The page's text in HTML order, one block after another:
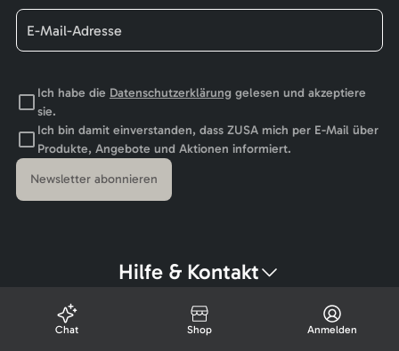
Ich habe die Datenschutzerklärunggelesen und akzeptiere
sie.
Ich bin damit einverstanden, dass ZUSA mich per E-Mail über
Produkte, Angebote und Aktionen informiert.
Newsletter abonnieren
Hilfe & Kontakt
Chat Shop Anmelden